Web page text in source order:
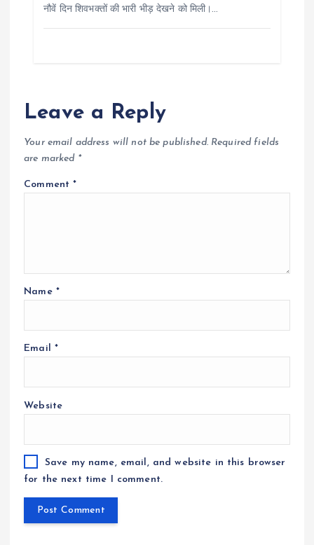
नौवें दिन शिवभक्तों की भारी भीड़ देखने को मिली।…
Leave a Reply
Your email address will not be published. Required fields
are marked *
Comment*
Name *
Email *
Website
Save my name, email, and website in this browser
for the next time I comment.